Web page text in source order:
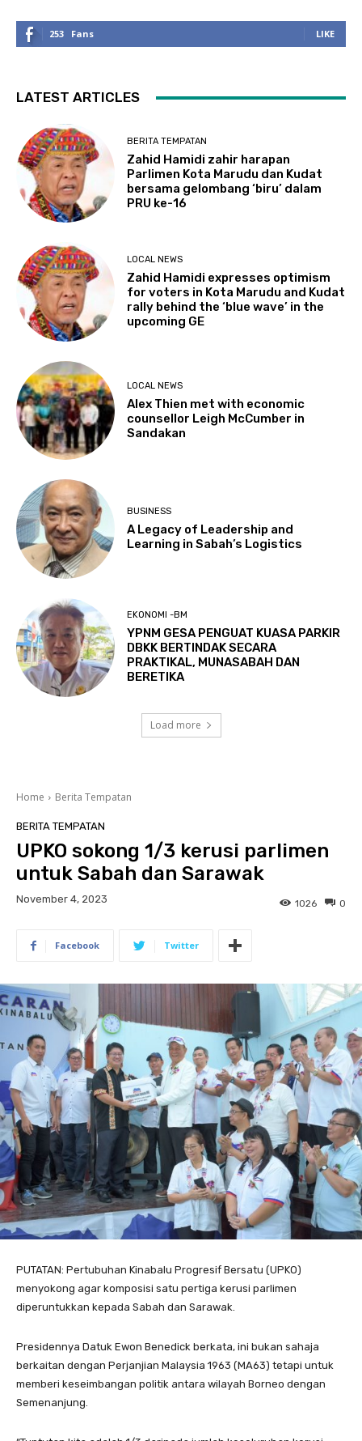
253 Fans LIKE
LATEST ARTICLES
BERITA TEMPATAN
Zahid Hamidi zahir harapan
Parlimen Kota Marudu dan Kudat
bersama gelombang ‘biru’ dalam
PRU ke-16
LOCAL NEWS
Zahid Hamidi expresses optimism
for voters in Kota Marudu and Kudat
rally behind the ‘blue wave’ in the
upcoming GE
LOCAL NEWS
Alex Thien met with economic
counsellor Leigh McCumber in
Sandakan
BUSINESS
A Legacy of Leadership and
Learning in Sabah’s Logistics
EKONOMI -BM
YPNM GESA PENGUAT KUASA PARKIR
DBKK BERTINDAK SECARA
PRAKTIKAL, MUNASABAH DAN
BERETIKA
Load more